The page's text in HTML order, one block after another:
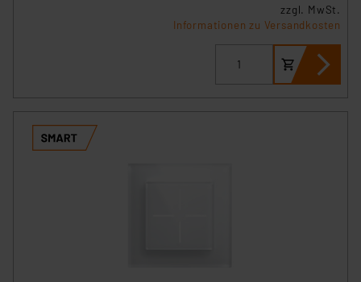
zzgl. MwSt.
Informationen zu Versandkosten